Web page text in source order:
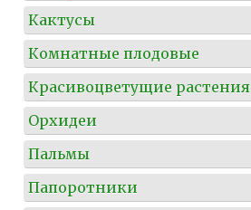
Кактусы
Комнатные плодовые
Красивоцветущие растения
Орхидеи
Пальмы
Папоротники